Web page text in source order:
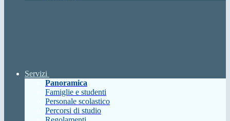
Servizi
Panoramica
Famiglie e studenti
Personale scolastico
Percorsi di studio